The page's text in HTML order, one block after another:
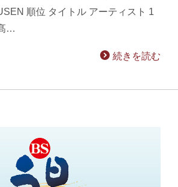
順位 タイトル アーティスト 1
…
続きを読む